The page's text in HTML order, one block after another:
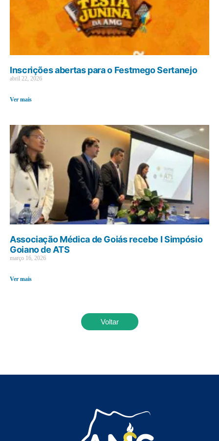
Inscrições abertas para o Festmego Sertanejo
abril 22, 2026
Ver mais
Associação Médica de Goiás recebe I Simpósio
Goiano de ATS
março 16, 2026
Ver mais
Voltar